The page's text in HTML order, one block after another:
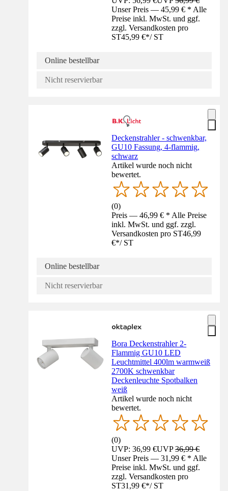
Unser Preis — 45,99 € * Alle
Preise inkl. MwSt. und ggf.
zzgl. Versandkosten pro
ST45,99 €*/ ST
Online bestellbar
Nicht reservierbar
Deckenstrahler - schwenkbar,
GU10 Fassung, 4-flammig,
schwarz
Artikel wurde noch nicht
bewertet.
(0)
Preis — 46,99 € * Alle Preise
inkl. MwSt. und ggf. zzgl.
Versandkosten pro ST46,99
€*/ ST
Online bestellbar
Nicht reservierbar
Bora Deckenstrahler 2-
Flammig GU10 LED
Leuchtmittel 400lm warmweiß
2700K schwenkbar
Deckenleuchte Spotbalken
weiß
Artikel wurde noch nicht
bewertet.
(0)
UVP: 36,99 €UVP36,99 €
Unser Preis — 31,99 € * Alle
Preise inkl. MwSt. und ggf.
zzgl. Versandkosten pro
ST31,99 €*/ ST